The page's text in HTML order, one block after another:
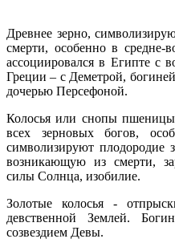
Древнее зерно,
смерти, особенно в средне-
ассоциировался в Египте с
Греции – с Деметрой,
дочерью Персефоной.
Колосья или снопы
всех зерновых богов,
символизируют
возникающую из смерти,
силы Солнца, изобилие.
Золотые колосья -
девственной Землей.
созвездием Девы.